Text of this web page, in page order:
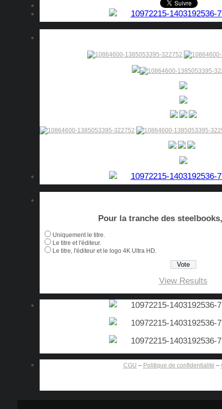
Pour la tranche des
Uniquement le titre.
Le titre et l'éditeur.
Le titre, l'éditeur et le logo 4K Ultra HD.
View Results
CGU – Politique de confidentialité –